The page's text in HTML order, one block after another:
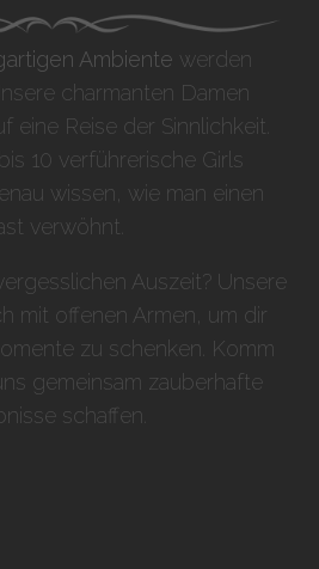
Ambiente werden
charmanten Damen
eine Reise der Sinnlichkeit.
10 verführerische Girls
wissen, wie man einen
verwöhnt.
Auszeit? Unsere
mit offenen Armen, um dir
zu schenken. Komm
gemeinsam zauberhafte
schaffen.